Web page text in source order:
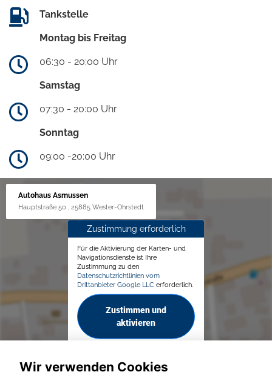
Tankstelle
Montag bis Freitag
06:30 - 20:00 Uhr
Samstag
07:30 - 20:00 Uhr
Sonntag
09:00 -20:00 Uhr
Autohaus Asmussen
Hauptstraße 50 , 25885 Wester-Ohrstedt
Zustimmung erforderlich
Für die Aktivierung der Karten- und
Navigationsdienste ist Ihre
Zustimmung zu den
Datenschutzrichtlinien vom
Drittanbieter Google LLC erforderlich.
Zustimmen und
aktivieren
Wir verwenden Cookies